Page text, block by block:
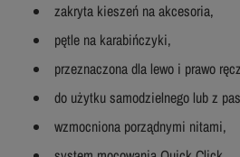
zakryta kieszeń na akcesoria,
pętle na karabińczyki,
przeznaczona dla lewo i prawo
do użytku samodzielnego lub z
wzmocniona porządnymi nitami,